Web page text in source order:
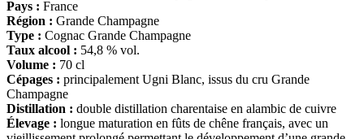
Pays : France
Région : Grande Champagne
Type : Cognac Grande Champagne
Taux alcool : 54,8 % vol.
Volume : 70 cl
Cépages : principalement Ugni Blanc, issus du cru Grande
Champagne
Distillation : double distillation charentaise en alambic de cuivre
Élevage : longue maturation en fûts de chêne français, avec un